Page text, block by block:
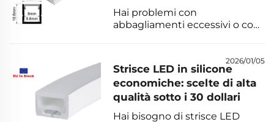
Hai problemi con
abbagliamenti eccessivi o con
Scopri come scegliere il profilo
per striscia LED più adatto —
incassato, a vista o flessibile —
oltre a diffusori, finiture e
consigli per la temperatura di
2026/01/05
Strisce LED in silicone
economiche: scelte di alta
qualità sotto i 30 dollari
Hai bisogno di strisce LED